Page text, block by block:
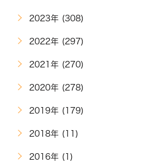
2023年 (308)
2022年 (297)
2021年 (270)
2020年 (278)
2019年 (179)
2018年 (11)
2016年 (1)